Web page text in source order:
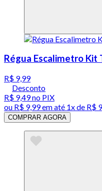
Régua Escalimetro Kit
R$ 9,99
Desconto
R$ 9,49no PIX
ou R$ 9,99em até 1x de R$
COMPRAR AGORA